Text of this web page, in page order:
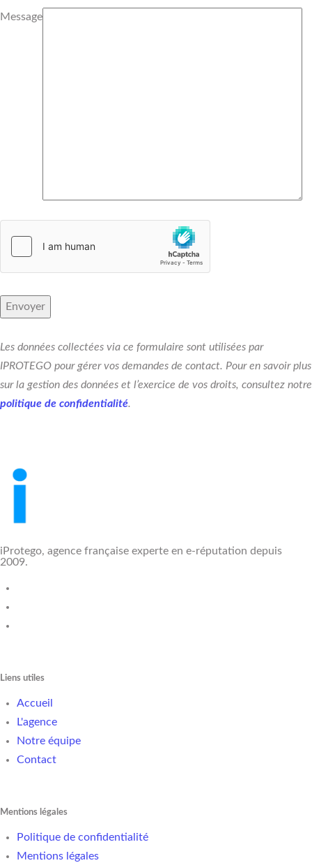
Message
Les données collectées via ce formulaire sont utilisées par
IPROTEGO pour gérer vos demandes de contact. Pour en savoir plus
sur la gestion des données et l’exercice de vos droits, consultez notre
politique de confidentialité.
iProtego, agence française experte en e-réputation depuis
2009.
Liens utiles
Accueil
L'agence
Notre équipe
Contact
Mentions légales
Politique de confidentialité
Mentions légales